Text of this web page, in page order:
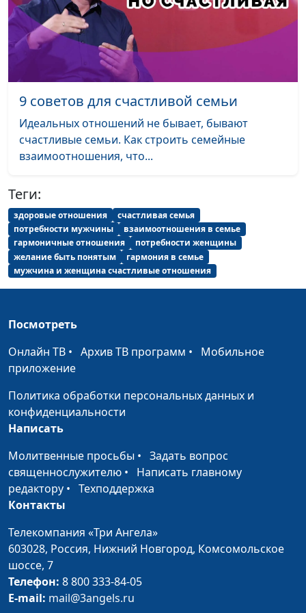
психолог
Мальчик: психология и
биология
Ольга Лебедева,
#640
На грани развода. Как
спасти семью?
Юлия Синицына,
Елена Горбунова,
психолог
Послеродовая
Как сохранить семью
после рождения
ребёнка?
Юлия Синицына,
Елена Горбунова,
психолог
Секреты счастливой
семьи
Юлия Синицына,
Елена Горбунова,
Елена Горбунова,
Ревность в отношениях
Юлия Синицына,
Как сохранить семью,
оставаясь разными?
Юлия Синицына,
Елена Горбунова,
психолог
Конфликты в семье
9 советов для счастливой семьи
Идеальных отношений не бывает, бывают
счастливые семьи. Как строить семейные
взаимоотношения, что...
Теги:
здоровые отношения
счастливая семья
потребности мужчины
взаимоотношения в семье
гармоничные отношения
потребности женщины
желание быть понятым
гармония в семье
мужчина и женщина счастливые отношения
Посмотреть
Онлайн ТВ • Архив ТВ программ • Мобильное
приложение
Политика обработки персональных данных и
конфиденциальности
Написать
Молитвенные просьбы • Задать вопрос
священнослужителю • Написать главному
редактору • Техподдержка
Контакты
Телекомпания «Три Ангела»
603028, Россия, Нижний Новгород, Комсомольское
шоссе, 7
Телефон: 8 800 333-84-05
E-mail: mail@3angels.ru